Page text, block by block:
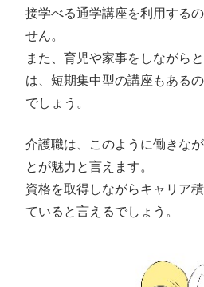
接学べる通学講座を利用する
せん。
また、育児や家事をしながら
は、短期集中型の講座もある
でしょう。
介護職は、このように働きな
とが魅力と言えます。
資格を取得しながらキャリア
ていると言えるでしょう。